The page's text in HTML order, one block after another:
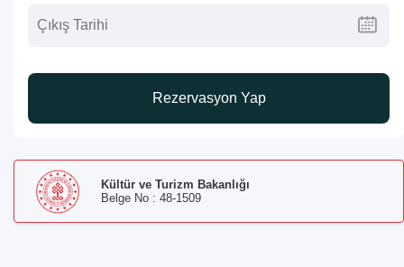
Rezervasyon Yap
Kültür ve Turizm Bakanlığı
Belge No : 48-1509